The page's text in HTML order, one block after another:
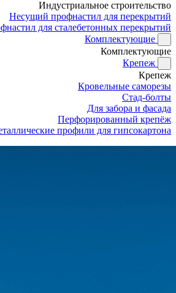
Индустриальное строительство
Несущий профнастил для перекрытий
для сталебетонных перекрытий
Комплектующие
Комплектующие
Крепеж
Крепеж
Кровельные саморезы
Стад-болты
Для забора и фасада
Перфорированный крепёж
профили для гипсокартона